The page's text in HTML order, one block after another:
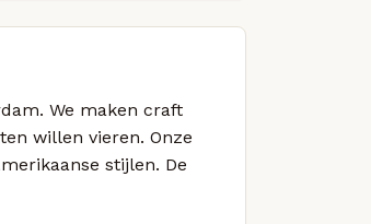
We maken craft
willen vieren. Onze
stijlen. De